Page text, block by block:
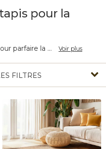
pour la
parfaire la ... Voir plus
FILTRES